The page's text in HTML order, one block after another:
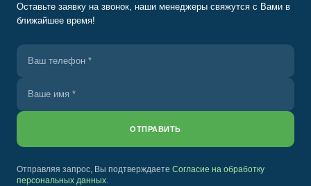
Оставьте заявку на звонок, наши менеджеры свяжутся с Вами в
ближайшее время!
ОТПРАВИТЬ
Отправляя запрос, Вы подтверждаете Согласие на обработку
персональных данных